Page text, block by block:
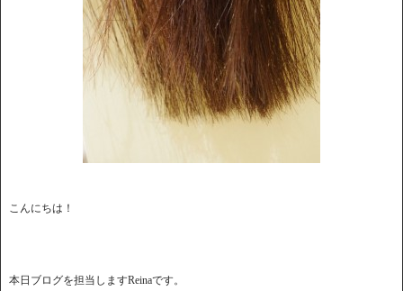
こんにちは！
本日ブログを担当しますReinaです。